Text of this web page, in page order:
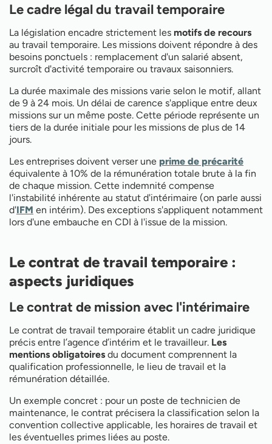
Le cadre légal du travail temporaire
La législation encadre strictement les motifs de recours
au travail temporaire. Les missions doivent répondre à des
besoins ponctuels : remplacement d'un salarié absent,
surcroît d'activité temporaire ou travaux saisonniers.
La durée maximale des missions varie selon le motif, allant
de 9 à 24 mois. Un délai de carence s'applique entre deux
missions sur un même poste. Cette période représente un
tiers de la durée initiale pour les missions de plus de 14
jours.
Les entreprises doivent verser une prime de précarité
équivalente à 10% de la rémunération totale brute à la fin
de chaque mission. Cette indemnité compense
l'instabilité inhérente au statut d'intérimaire (on parle aussi
d'IFM en intérim). Des exceptions s'appliquent notamment
lors d'une embauche en CDI à l'issue de la mission.
Le contrat de travail temporaire :
aspects juridiques
Le contrat de mission avec l'intérimaire
Le contrat de travail temporaire établit un cadre juridique
précis entre l’agence d’intérim et le travailleur. Les
mentions obligatoires du document comprennent la
qualification professionnelle, le lieu de travail et la
rémunération détaillée.
Un exemple concret : pour un poste de technicien de
maintenance, le contrat précisera la classification selon la
convention collective applicable, les horaires de travail et
les éventuelles primes liées au poste.